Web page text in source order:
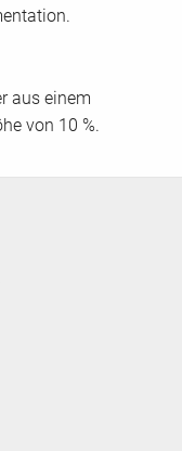
aus einem
von 10 %.